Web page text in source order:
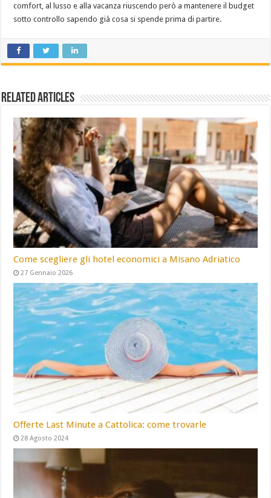
comfort, al lusso e alla vacanza riuscendo però a mantenere il budget
sotto controllo sapendo già cosa si spende prima di partire.
Related Articles
Come scegliere gli hotel economici a Misano Adriatico
27 Gennaio 2026
Offerte Last Minute a Cattolica: come trovarle
28 Agosto 2024